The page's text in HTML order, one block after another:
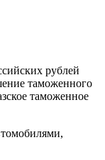
рублей
таможенного
таможенное